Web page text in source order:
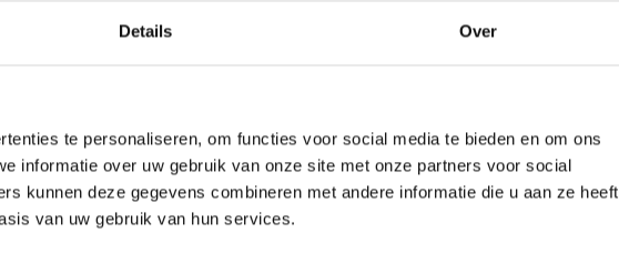
Details Over
te personaliseren, om functies voor social media te bieden en om ons
informatie over uw gebruik van onze site met onze partners voor social
kunnen deze gegevens combineren met andere informatie die u aan ze heeft
van uw gebruik van hun services.
opent om 18:00
Wat vond je van deze
pagina?